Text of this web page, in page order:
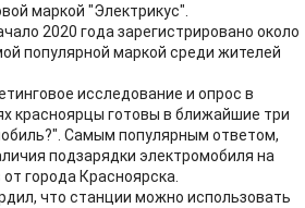
маркой "Электрикус".
2020 года зарегистрировано около
популярной маркой среди жителей
исследование и опрос в
красноярцы готовы в ближайшие три
Самым популярным ответом,
подзарядки электромобиля на
города Красноярска.
что станции можно использовать